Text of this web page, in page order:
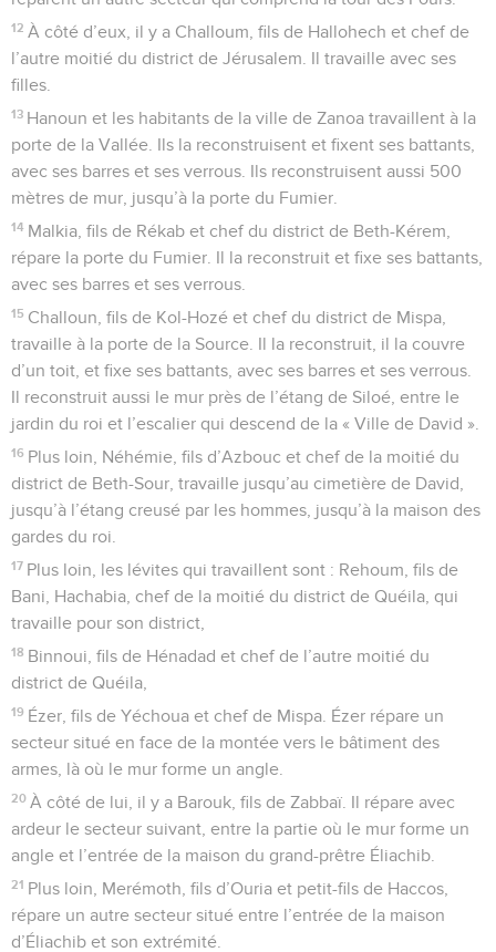
12 À côté d’eux, il y a Challoum, fils de Hallohech et chef de
l’autre moitié du district de Jérusalem. Il travaille avec ses
filles.
13 Hanoun et les habitants de la ville de Zanoa travaillent à la
porte de la Vallée. Ils la reconstruisent et fixent ses battants,
avec ses barres et ses verrous. Ils reconstruisent aussi 500
mètres de mur, jusqu’à la porte du Fumier.
14 Malkia, fils de Rékab et chef du district de Beth-Kérem,
répare la porte du Fumier. Il la reconstruit et fixe ses battants,
avec ses barres et ses verrous.
15 Challoun, fils de Kol-Hozé et chef du district de Mispa,
travaille à la porte de la Source. Il la reconstruit, il la couvre
d’un toit, et fixe ses battants, avec ses barres et ses verrous.
Il reconstruit aussi le mur près de l’étang de Siloé, entre le
jardin du roi et l’escalier qui descend de la « Ville de David ».
16 Plus loin, Néhémie, fils d’Azbouc et chef de la moitié du
district de Beth-Sour, travaille jusqu’au cimetière de David,
jusqu’à l’étang creusé par les hommes, jusqu’à la maison des
gardes du roi.
17 Plus loin, les lévites qui travaillent sont : Rehoum, fils de
Bani, Hachabia, chef de la moitié du district de Quéila, qui
travaille pour son district,
18 Binnoui, fils de Hénadad et chef de l’autre moitié du
district de Quéila,
19 Ézer, fils de Yéchoua et chef de Mispa. Ézer répare un
secteur situé en face de la montée vers le bâtiment des
armes, là où le mur forme un angle.
20 À côté de lui, il y a Barouk, fils de Zabbaï. Il répare avec
ardeur le secteur suivant, entre la partie où le mur forme un
angle et l’entrée de la maison du grand-prêtre Éliachib.
21 Plus loin, Merémoth, fils d’Ouria et petit-fils de Haccos,
répare un autre secteur situé entre l’entrée de la maison
d’Éliachib et son extrémité.